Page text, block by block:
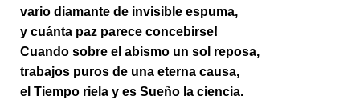
vario diamante de invisible espuma,
y cuánta paz parece concebirse!
Cuando sobre el abismo un sol reposa,
trabajos puros de una eterna causa,
el Tiempo riela y es Sueño la ciencia.